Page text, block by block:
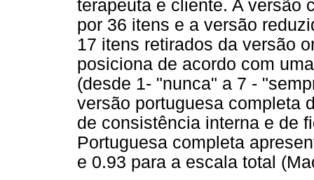
terapeuta e cliente. A versão
por 36 itens e a versão
17 itens retirados da versão
posiciona de acordo com
(desde 1- "nunca" a 7 -
versão portuguesa completa
de consistência interna e de
Portuguesa completa
e 0.93 para a escala total